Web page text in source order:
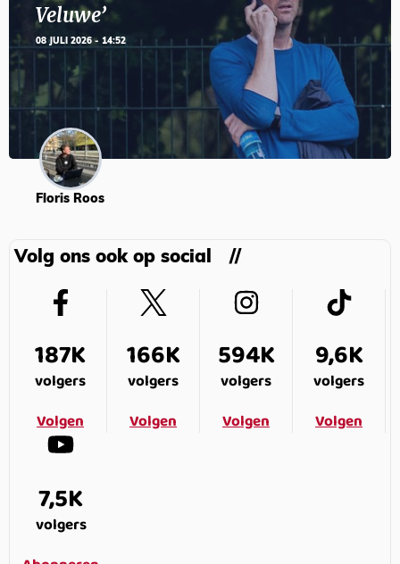
Veluwe’
08 JULI 2026 - 14:52
Floris Roos
Volg ons ook op social
187K
volgers
Volgen
166K
volgers
Volgen
594K
volgers
Volgen
9,6K
volgers
Volgen
7,5K
volgers